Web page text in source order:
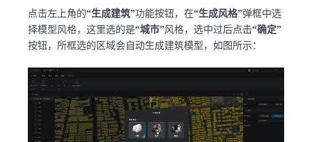
点击左上角的“生成建筑”功能按钮，在“生成风格”弹框中选
择模型风格，这里选的是“城市”风格，选中过后点击“确定”
按钮，所框选的区域会自动生成建筑模型，如图所示：